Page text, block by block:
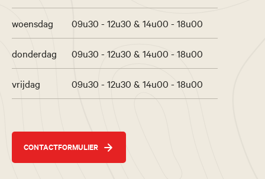
woensdag 09u30 - 12u30 & 14u00 - 18u00
donderdag 09u30 - 12u30 & 14u00 - 18u00
vrijdag 09u30 - 12u30 & 14u00 - 18u00
CONTACTFORMULIER